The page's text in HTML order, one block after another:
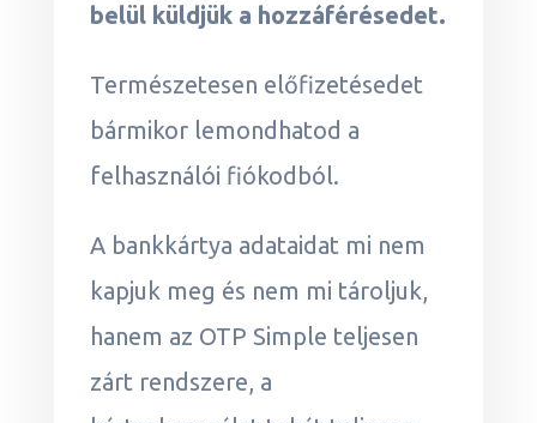
belül küldjük a hozzáférésedet.
Természetesen előfizetésedet
bármikor lemondhatod a
felhasználói fiókodból.
A bankkártya adataidat mi nem
kapjuk meg és nem mi tároljuk,
hanem az OTP Simple teljesen
zárt rendszere, a